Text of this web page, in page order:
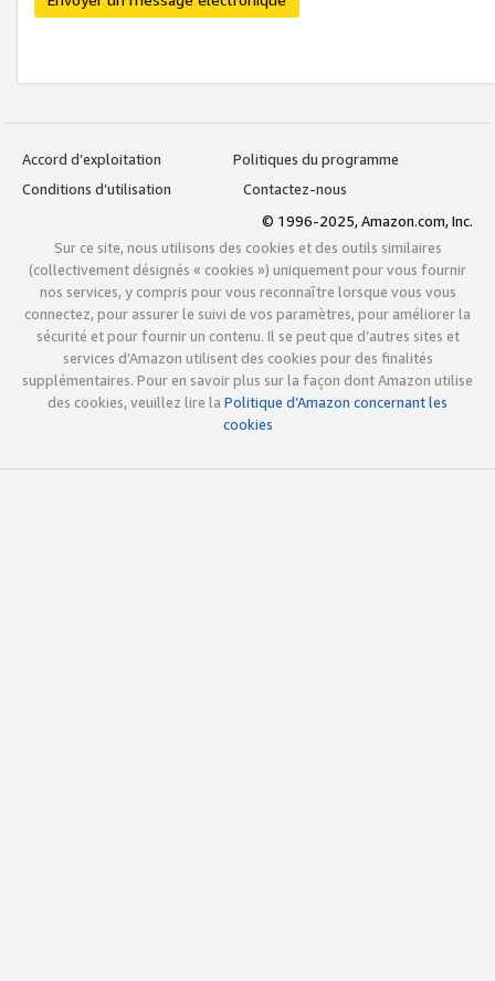
Accord d’exploitation
Politiques du programme
Conditions d’utilisation
Contactez-nous
© 1996-2025, Amazon.com, Inc.
Sur ce site, nous utilisons des cookies et des outils similaires
(collectivement désignés « cookies ») uniquement pour vous fournir
nos services, y compris pour vous reconnaître lorsque vous vous
connectez, pour assurer le suivi de vos paramètres, pour améliorer la
sécurité et pour fournir un contenu. Il se peut que d’autres sites et
services d’Amazon utilisent des cookies pour des finalités
supplémentaires. Pour en savoir plus sur la façon dont Amazon utilise
des cookies, veuillez lire la Politique d’Amazon concernant les
cookies